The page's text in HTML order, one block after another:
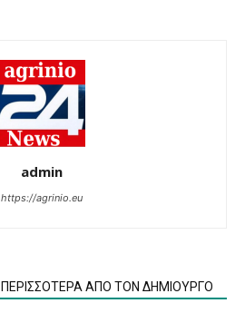
admin
https://agrinio.eu
ΠΕΡΙΣΣΟΤΕΡΑ ΑΠΟ ΤΟΝ ΔΗΜΙΟΥΡΓΟ